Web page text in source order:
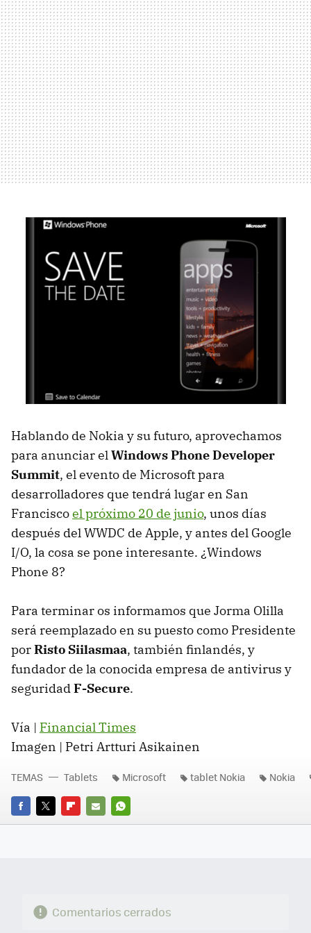
Hablando de Nokia y su futuro, aprovechamos
para anunciar elWindows Phone Developer
Summit, el evento de Microsoft para
desarrolladores que tendrá lugar en San
Franciscoel próximo 20 de junio, unos días
después delWWDC de Apple, y antes del Google
I/O, la cosa se pone interesante. ¿Windows
Phone 8?
Para terminar os informamos que Jorma Olilla
será reemplazado en su puesto como Presidente
porRisto Siilasmaa, también finlandés, y
fundador de la conocida empresa de antivirus y
seguridadF-Secure.
Vía | Financial Times
Imagen | Petri Artturi Asikainen
FACEBOOK
TWITTERFLIPBOARD
E-
WHATSAPP
TEMAS Tablets Microsoft tablet Nokia Nokia
Comentarios cerrados